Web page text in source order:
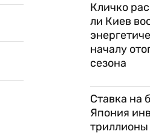
Кличко
ли Киев
началу
сезона
Ставка на
Япония
триллионы